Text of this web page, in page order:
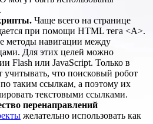
Чаще всего на странице
при помощи HTML тега <A>.
методы навигации между
Для этих целей можно
Flash или JavaScript. Только в
учитывать, что поисковый робот
по таким ссылкам, а поэтому их
текстовыми ссылками.
перенаправлений
желательно использовать как